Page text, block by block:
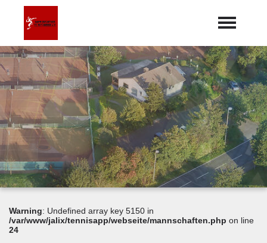
Startseite
Aktuelles
Termine expand_more
Mannschaften
Über uns expand_more
Galerie
Sponsoren
Warning: Undefined array key 5150 in
/var/www/jalix/tennisapp/webseite/mannschaften.php on line
24